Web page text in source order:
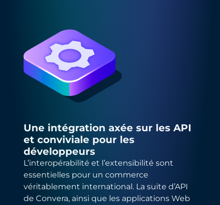
Une intégration axée sur les API
et conviviale pour les
développeurs
L’interopérabilité et l’extensibilité sont
essentielles pour un commerce
véritablement international. La suite d’API
de Convera, ainsi que les applications Web